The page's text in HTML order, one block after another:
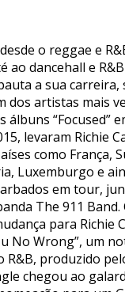
o reggae e
ao dancehall e
a sua carreira,
dos artistas mais
álbuns “Focused”
levaram Richie
como França,
Luxemburgo e
em tour,
The 911 Band.
para Richie
No Wrong”, um
R&B, produzido
chegou ao